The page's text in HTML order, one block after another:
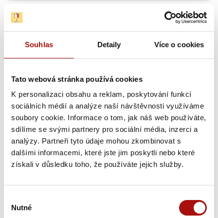
Souhlas Detaily Více o cookies
Tato webová stránka používá cookies
K personalizaci obsahu a reklam, poskytování funkcí
sociálních médií a analýze naší návštěvnosti využíváme
soubory cookie. Informace o tom, jak náš web používáte,
sdílíme se svými partnery pro sociální média, inzerci a
analýzy. Partneři tyto údaje mohou zkombinovat s
dalšími informacemi, které jste jim poskytli nebo které
získali v důsledku toho, že používáte jejich služby.
souhlasu
Nutné
Krajowy Konkurs Win 2025: Subregiony
mają już zwycięzców, teraz rozpoczyna się
1. runda Salonu Win 2026
Narodowy Konkurs Win - najwyższy oficjalny konkurs
czeskiego i morawskiego winiarstwa - to corocznie
oczekiwane…